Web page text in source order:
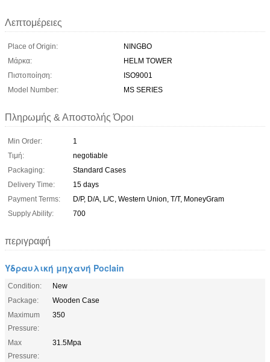
Λεπτομέρειες
Place of Origin:
NINGBO
Μάρκα:
HELM TOWER
Πιστοποίηση:
ISO9001
Model Number:
MS SERIES
Πληρωμής & Αποστολής Όροι
Min Order:
1
Τιμή:
negotiable
Packaging:
Standard Cases
Delivery Time:
15 days
Payment Terms:
D/P, D/A, L/C, Western Union, T/T, MoneyGram
Supply Ability:
700
περιγραφή
Υδραυλική μηχανή Poclain
Condition:
New
Package:
Wooden Case
Maximum
Pressure:
350
Max
Pressure:
31.5Mpa